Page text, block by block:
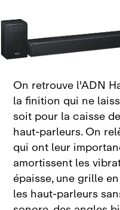
On retrouve l'ADN
la finition qui ne
soit pour la caisse
haut‑parleurs. On
qui ont leur
amortissent les
épaisse, une grille
les haut‑parleurs